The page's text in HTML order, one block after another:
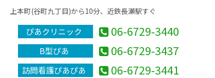
上本町(谷町九丁目)から10分、近鉄長瀬駅すぐ
ぴあクリニック 06-6729-3440
B型ぴあ 06-6729-3437
訪問看護ぴあぴあ 06-6729-3441